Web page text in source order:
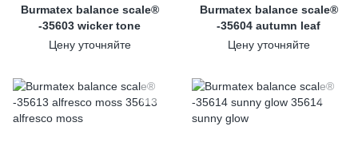
Burmatex balance scale®
-35603 wicker tone
Цену уточняйте
Burmatex balance scale®
-35604 autumn leaf
Цену уточняйте